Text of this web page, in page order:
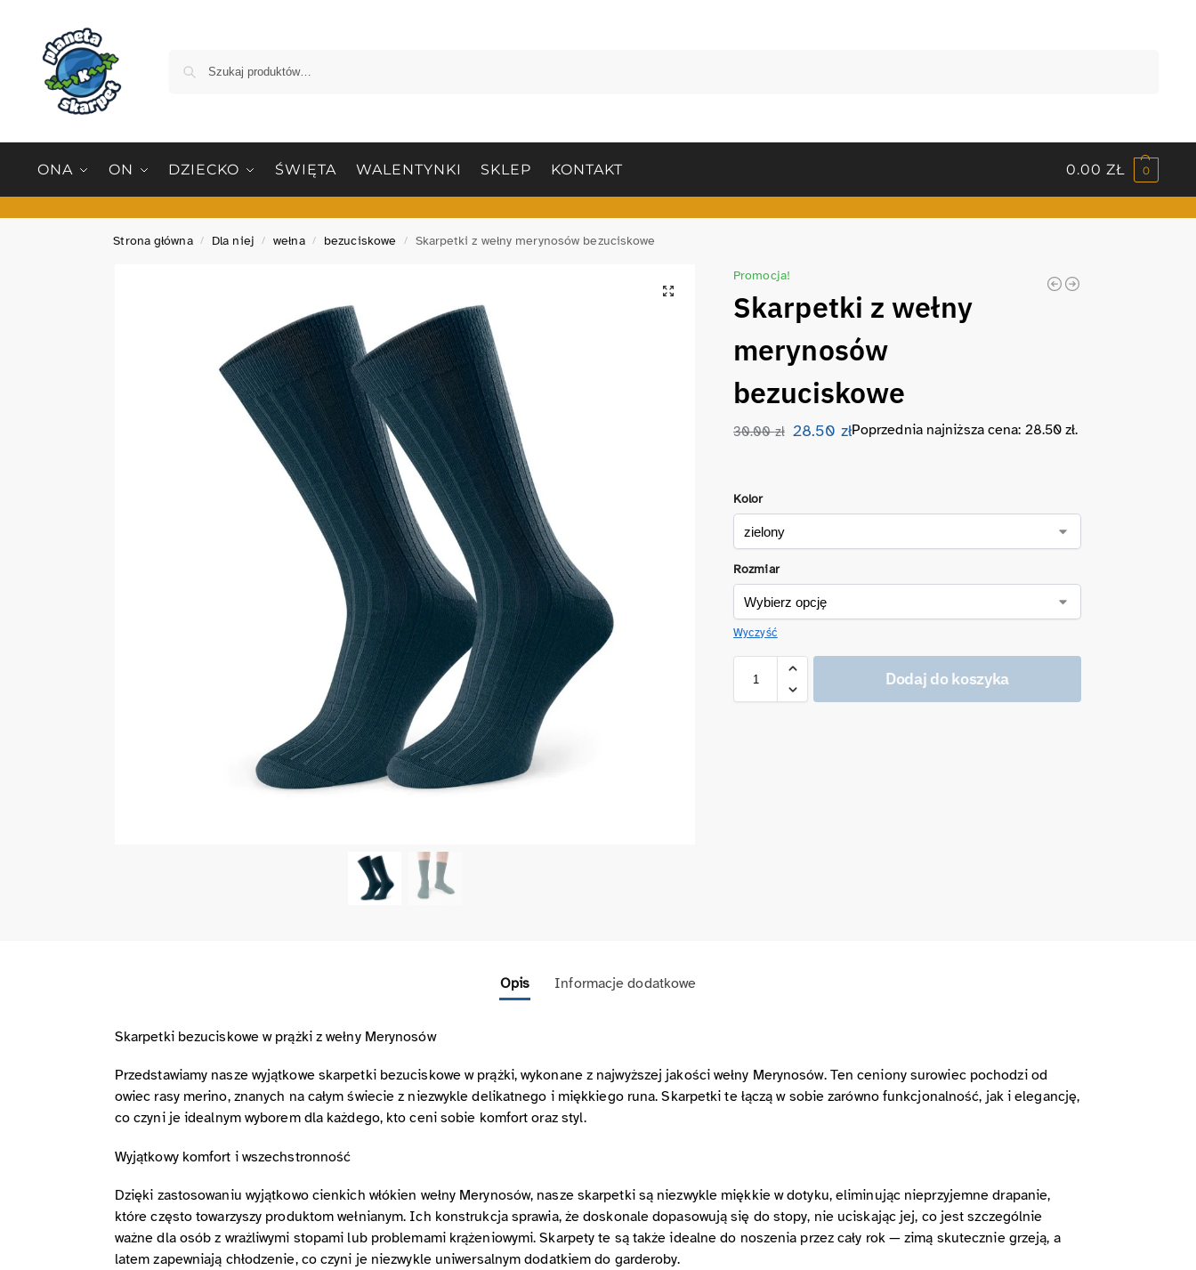
ONA ON DZIECKO ŚWIĘTA WALENTYNKI SKLEP KONTAKT 0.00ZŁ 0
Strona główna / Dla niej / wełna / bezuciskowe / Skarpetki z wełny merynosów bezuciskowe
Promocja!
Skarpetki z wełny
merynosów
bezuciskowe
30.00zł 28.50 złPoprzednia najniższa cena: 28.50zł.
Kolor
Rozmiar
Wyczyść
Dodaj do koszyka
Opis Informacje dodatkowe
Skarpetki bezuciskowe w prążki z wełny Merynosów
Przedstawiamy nasze wyjątkowe skarpetki bezuciskowe w prążki, wykonane z najwyższej jakości wełny Merynosów. Ten ceniony surowiec pochodzi od
owiec rasy merino, znanych na całym świecie z niezwykle delikatnego i miękkiego runa. Skarpetki te łączą w sobie zarówno funkcjonalność, jak i elegancję,
co czyni je idealnym wyborem dla każdego, kto ceni sobie komfort oraz styl.
Wyjątkowy komfort i wszechstronność
Dzięki zastosowaniu wyjątkowo cienkich włókien wełny Merynosów, nasze skarpetki są niezwykle miękkie w dotyku, eliminując nieprzyjemne drapanie,
które często towarzyszy produktom wełnianym. Ich konstrukcja sprawia, że doskonale dopasowują się do stopy, nie uciskając jej, co jest szczególnie
ważne dla osób z wrażliwymi stopami lub problemami krążeniowymi. Skarpety te są także idealne do noszenia przez cały rok — zimą skutecznie grzeją, a
latem zapewniają chłodzenie, co czyni je niezwykle uniwersalnym dodatkiem do garderoby.